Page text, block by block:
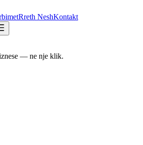
Rreth NeshKontakt
— ne nje klik.